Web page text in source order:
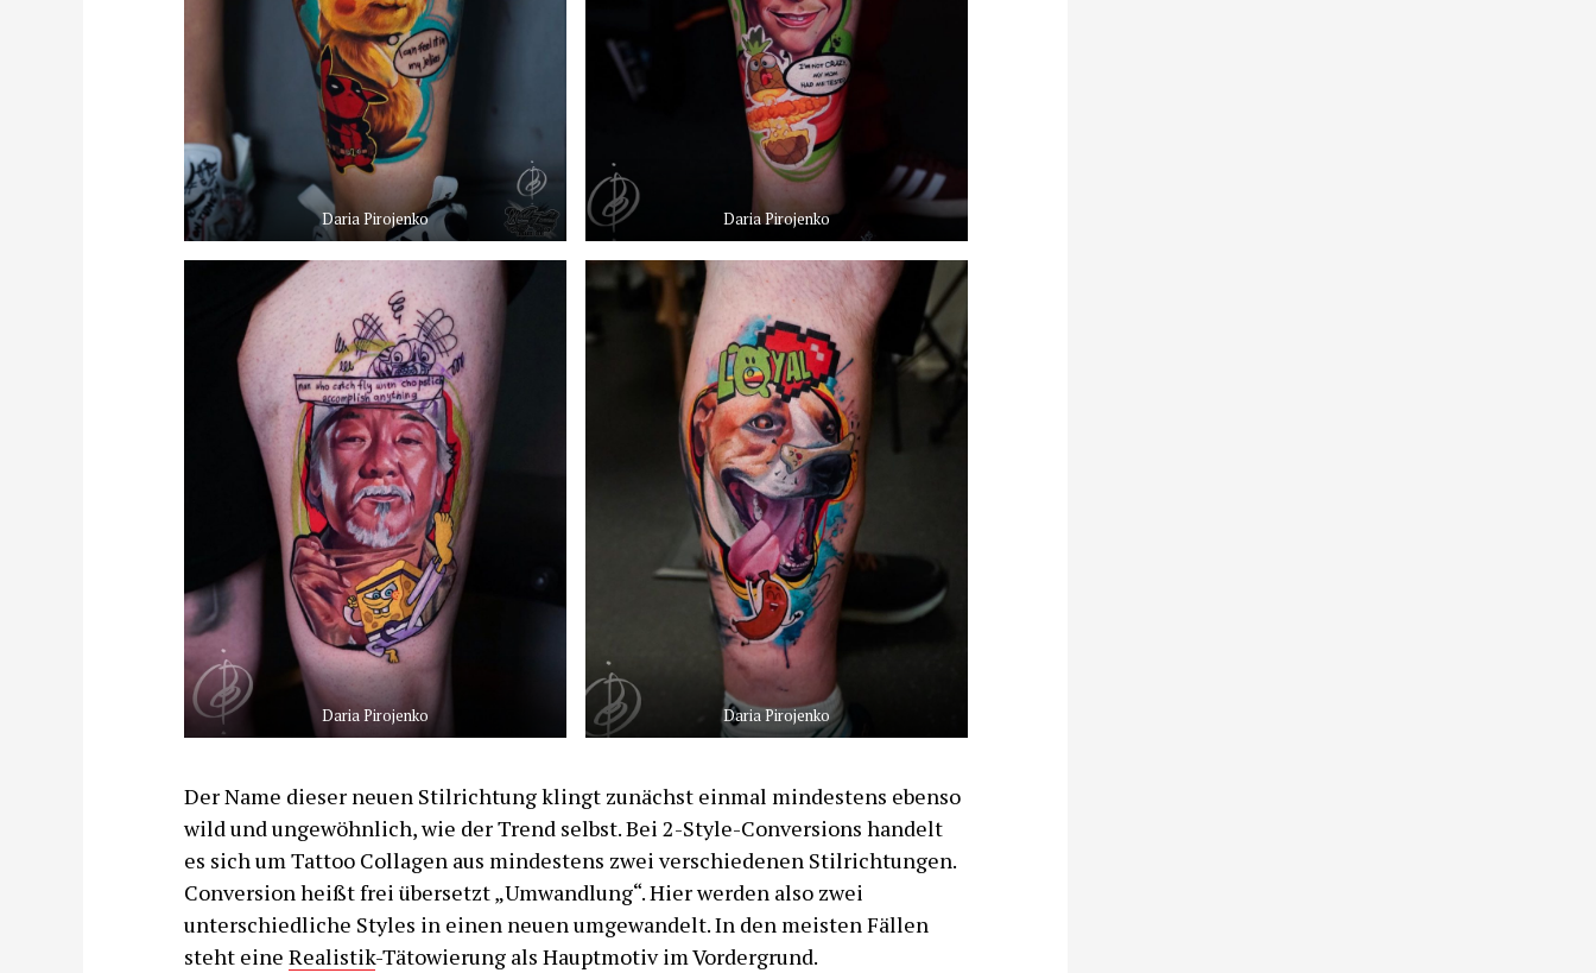
Daria Pirojenko Daria Pirojenko
Daria Pirojenko Daria Pirojenko
Der Name dieser neuen Stilrichtung klingt zunächst einmal mindestens ebenso
wild und ungewöhnlich, wie der Trend selbst. Bei 2-Style-Conversions handelt
es sich um Tattoo Collagen aus mindestens zwei verschiedenen Stilrichtungen.
Conversion heißt frei übersetzt „Umwandlung“. Hier werden also zwei
unterschiedliche Styles in einen neuen umgewandelt. In den meisten Fällen
steht eine Realistik-Tätowierung als Hauptmotiv im Vordergrund.